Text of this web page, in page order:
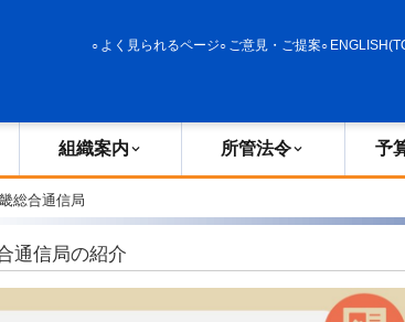
よく見られるページ ご意見・ご提案
組織案内 所管法令 予
総合通信局
通信局の紹介